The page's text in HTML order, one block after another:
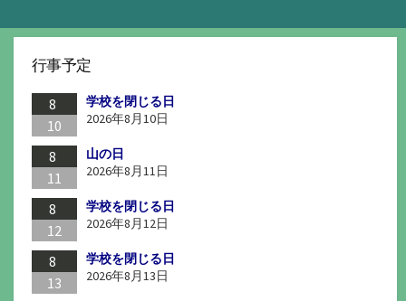
ー
送
り
行事予定
8
10
学校を閉じる日
2026年8月10日
8
11
山の日
2026年8月11日
8
12
学校を閉じる日
2026年8月12日
8
13
学校を閉じる日
2026年8月13日